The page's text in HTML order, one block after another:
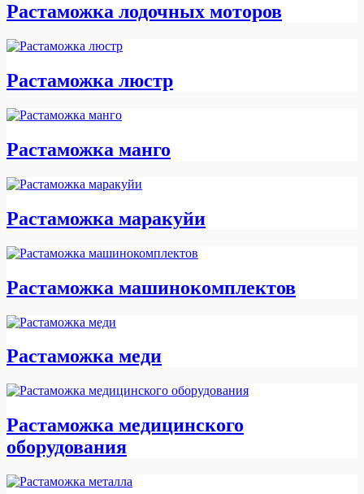
Растаможка лодочных моторов
Растаможка люстр
Растаможка манго
Растаможка маракуйи
Растаможка машинокомплектов
Растаможка меди
Растаможка медицинского
оборудования